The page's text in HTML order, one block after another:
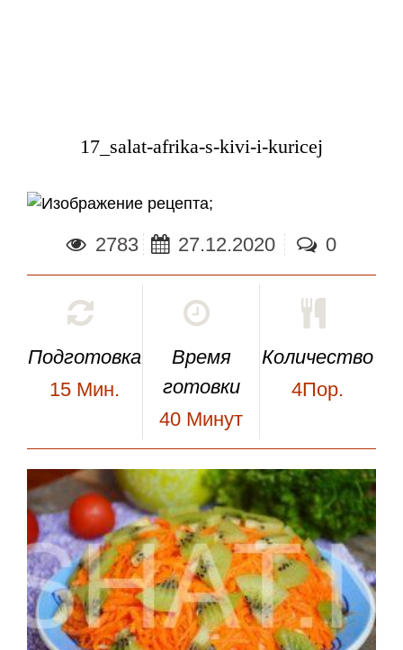
17_salat-afrika-s-kivi-i-kuricej
;
2783 27.12.2020 0
Подготовка
15 Мин.
Время
готовки
40 Минут
Количество
4Пор.